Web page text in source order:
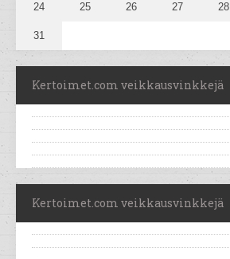
24 25 26 27 28
31
Kertoimet.com veikkausvinkkejä
Kertoimet.com veikkausvinkkejä